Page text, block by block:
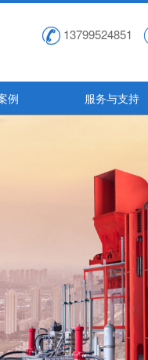
13799524851
例 服务与支持